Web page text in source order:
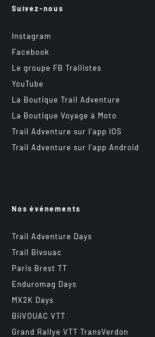
Suivez-nous
Instagram
Facebook
Le groupe FB Trailistes
YouTube
La Boutique Trail Adventure
La Boutique Voyage à Moto
Trail Adventure sur l’app IOS
Trail Adventure sur l’app Android
Nos événements
Trail Adventure Days
Trail Bivouac
Paris Brest TT
Enduromag Days
MX2K Days
BiiVOUAC VTT
Grand Rallye VTT TransVerdon